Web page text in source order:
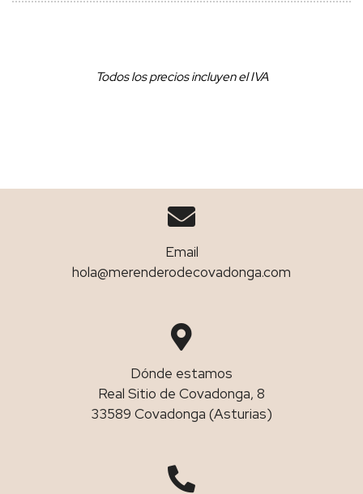
Todos los precios incluyen el IVA
Email
hola@merenderodecovadonga.com
Dónde estamos
Real Sitio de Covadonga, 8
33589 Covadonga (Asturias)